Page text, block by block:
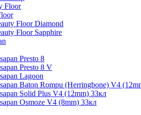
Floor Diamond
Floor Sapphire
Presto 8
Presto 8 V
Lagoon
Baton Rompu (Herringbone) V4
Solid Plus V4 (12mm) 33кл
Osmoze V4 (8mm) 33кл